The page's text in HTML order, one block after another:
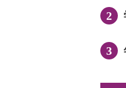
2
3